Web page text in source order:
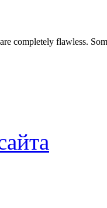
completely flawless.